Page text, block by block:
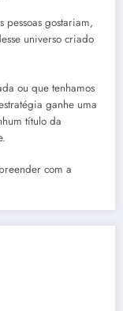
pessoas gostariam,
universo criado
ou que tenhamos
ganhe uma
título da
com a